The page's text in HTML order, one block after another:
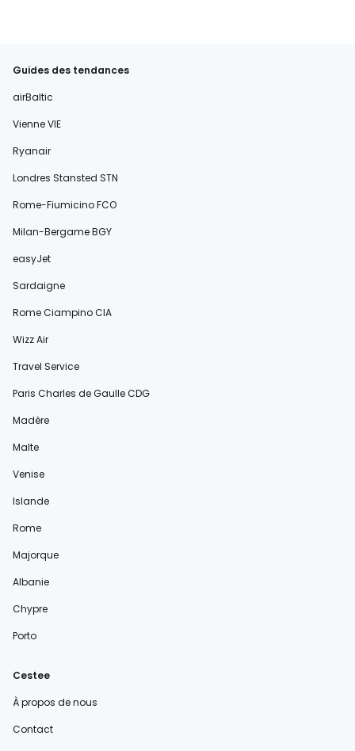
Guides des tendances
airBaltic
Vienne VIE
Ryanair
Londres Stansted STN
Rome-Fiumicino FCO
Milan-Bergame BGY
easyJet
Sardaigne
Rome Ciampino CIA
Wizz Air
Travel Service
Paris Charles de Gaulle CDG
Madère
Malte
Venise
Islande
Rome
Majorque
Albanie
Chypre
Porto
Cestee
À propos de nous
Contact